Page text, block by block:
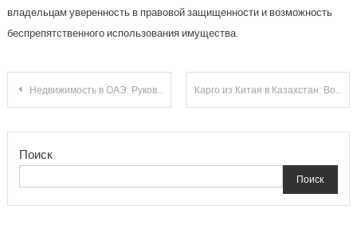
владельцам уверенность в правовой защищенности и возможность
беспрепятственного использования имущества.
Навигация
по
записям
Недвижимость в ОАЭ: Руководство по Покупке и Инвестированию Карго из Китая в Казахстан: Возможности и Преимущества
Поиск
Поиск